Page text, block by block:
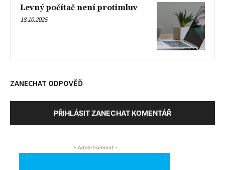
Levný počítač není protimluv
18.10.2025
ZANECHAT ODPOVĚĎ
PŘIHLÁSIT ZANECHAT KOMENTÁŘ
- Advertisement -